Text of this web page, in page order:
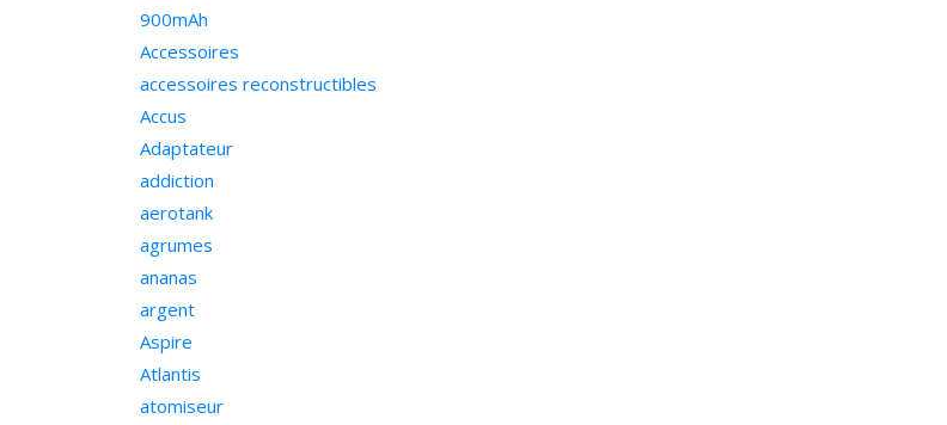
900mAh
Accessoires
accessoires reconstructibles
Accus
Adaptateur
addiction
aerotank
agrumes
ananas
argent
Aspire
Atlantis
atomiseur